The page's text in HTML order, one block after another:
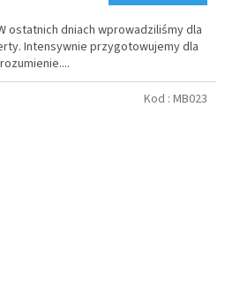
ostatnich dniach wprowadziliśmy dla
Intensywnie przygotowujemy dla
Kod : MB023